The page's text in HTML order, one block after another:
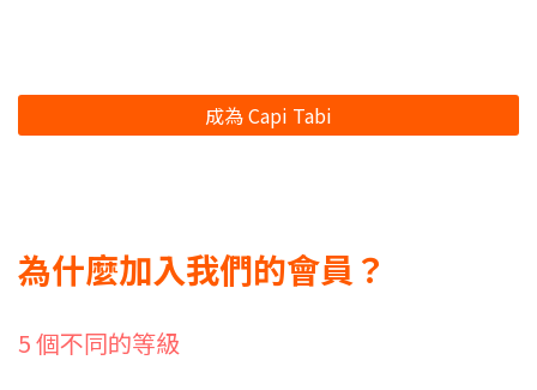
成為 Capi Tabi
為什麼加入我們的會員？
5 個不同的等級